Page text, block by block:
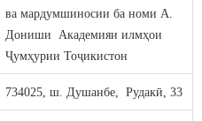
ва мардумшиносии ба номи А.
Дониши Академияи илмҳои
Ҷумҳурии Тоҷикистон
734025, ш. Душанбе, Рудакӣ, 33